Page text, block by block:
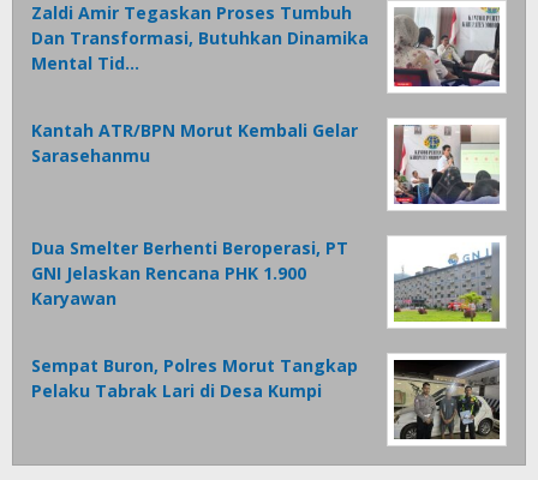
Zaldi Amir Tegaskan Proses Tumbuh
Dan Transformasi, Butuhkan Dinamika
Mental Tid…
Kantah ATR/BPN Morut Kembali Gelar
Sarasehanmu
Dua Smelter Berhenti Beroperasi, PT
GNI Jelaskan Rencana PHK 1.900
Karyawan
Sempat Buron, Polres Morut Tangkap
Pelaku Tabrak Lari di Desa Kumpi